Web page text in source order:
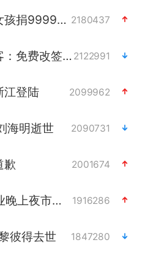
李亚鹏向地铁吐血女孩捐99999元 2180437
被泰航拒载中国乘客：免费改签没兑现 2122991
江登陆 2099962
海明逝世 2090731
歉 2001674
13岁少年白天写作业晚上夜市炒粉 1916286
彼得去世 1847280